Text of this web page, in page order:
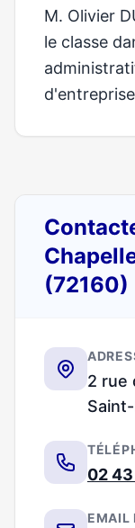
M. Olivier
le classe
(72160)
2 rue
02
EMAIL